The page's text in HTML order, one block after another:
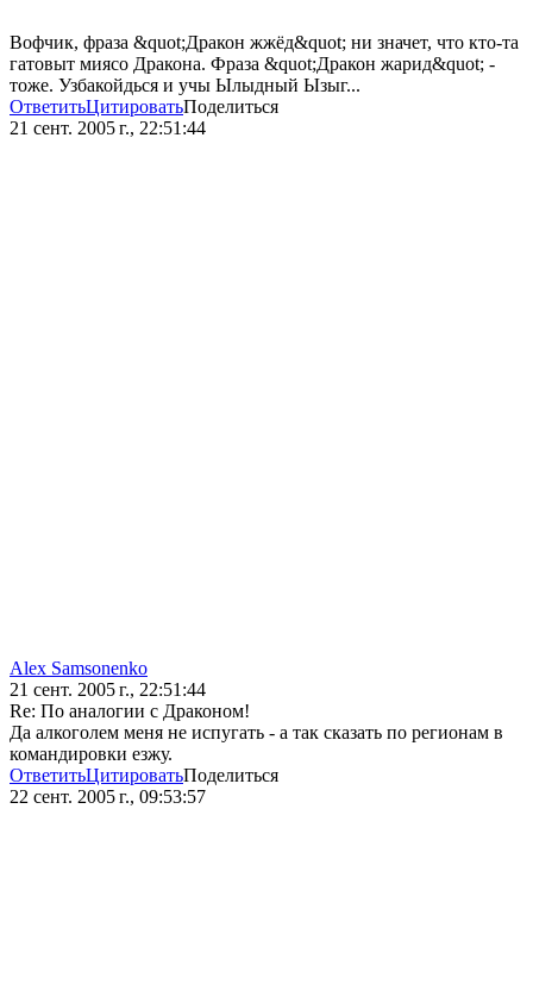
Вофчик, фраза &quot;Дракон жжёд&quot; ни значет, что кто-та
гатовыт миясо Дракона. Фраза &quot;Дракон жарид&quot; -
тоже. Узбакойдься и учы Ылыдный Ызыг...
ОтветитьЦитироватьПоделиться
21 сент. 2005 г., 22:51:44
Alex Samsonenko
21 сент. 2005 г., 22:51:44
Re: По аналогии с Драконом!
Да алкоголем меня не испугать - а так сказать по регионам в
командировки езжу.
ОтветитьЦитироватьПоделиться
22 сент. 2005 г., 09:53:57